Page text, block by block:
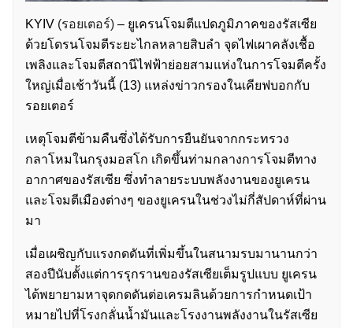
KYIV (รอยเตอร์) – ยูเครนโจมตีแปดภูมิภาคของรัสเซีย
ด้วยโดรนโจมตีระยะไกลหลายสิบลำ จุดไฟเผาคลังเชื้อ
เพลิงและโจมตีสถานีไฟฟ้าย่อยสามแห่งในการโจมตีครั้ง
ใหญ่เมื่อเช้าวันนี้ (13) แหล่งข่าวกรองในเคียฟบอกกับ
รอยเตอร์
เหตุโจมตีข้ามคืนซึ่งได้รับการยืนยันจากกระทรวง
กลาโหมในกรุงมอสโก เกิดขึ้นท่ามกลางการโจมตีทาง
อากาศของรัสเซีย ซึ่งทำลายระบบพลังงานของยูเครน
และโจมตีเมืองต่างๆ ของยูเครนในช่วงไม่กี่สัปดาห์ที่ผ่าน
มา
เมื่อเผชิญกับแรงกดดันที่เพิ่มขึ้นในสนามรบมานานกว่า
สองปีนับตั้งแต่การรุกรานของรัสเซียเต็มรูปแบบ ยูเครน
ได้พยายามหาจุดกดดันต่อเครมลินด้วยการกำหนดเป้า
หมายไปที่โรงกลั่นน้ำมันและโรงงานพลังงานในรัสเซีย